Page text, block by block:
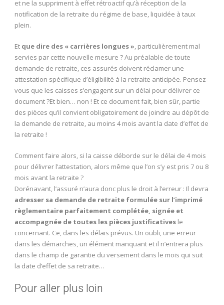
et ne la suppriment à effet rétroactif qu’à réception de la
notification de la retraite du régime de base, liquidée à taux
plein.
Et que dire des « carrières longues », particulièrement mal
servies par cette nouvelle mesure ? Au préalable de toute
demande de retraite, ces assurés doivent réclamer une
attestation spécifique d’éligibilité à la retraite anticipée. Pensez-
vous que les caisses s’engagent sur un délai pour délivrer ce
document ?Et bien… non ! Et ce document fait, bien sûr, partie
des pièces qu’il convient obligatoirement de joindre au dépôt de
la demande de retraite, au moins 4 mois avant la date d’effet de
la retraite !
Comment faire alors, si la caisse déborde sur le délai de 4 mois
pour délivrer l’attestation, alors même que l’on s’y est pris 7 ou 8
mois avant la retraite ?
Dorénavant, l’assuré n’aura donc plus le droit à l’erreur : Il devra
adresser sa demande de retraite formulée sur l’imprimé
règlementaire parfaitement complétée, signée et
accompagnée de toutes les pièces justificatives le
concernant. Ce, dans les délais prévus. Un oubli, une erreur
dans les démarches, un élément manquant et il n’entrera plus
dans le champ de garantie du versement dans le mois qui suit
la date d’effet de sa retraite…
Pour aller plus loin